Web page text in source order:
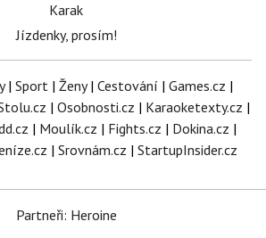
Karak
Jízdenky, prosím!
| Sport | Ženy| Cestování | Games.cz |
| Osobnosti.cz | Karaoketexty.cz |
| Moulík.cz | Fights.cz | Dokina.cz |
| Srovnám.cz | StartupInsider.cz
Partneři: Heroine